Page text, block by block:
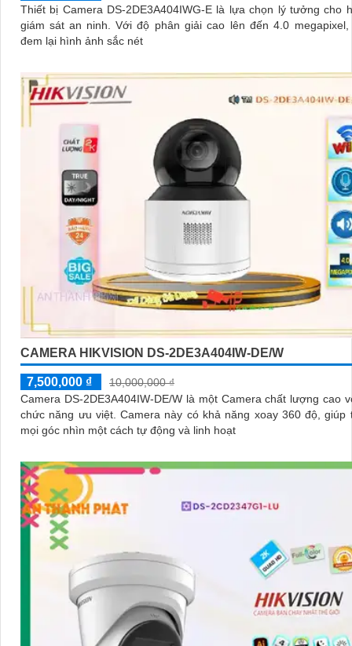
Thiết bị Camera DS-2DE3A404IWG-E là lựa chọn lý tưởng cho
giám sát an ninh. Với độ phân giải cao lên đến 4.0 megapixel, camera
đem lại hình ảnh sắc nét
CAMERA HIKVISION DS-2DE3A404IW-DE/W
7,500,000 ₫
10,000,000 ₫
Camera DS-2DE3A404IW-DE/W là một Camera chất lượng cao
chức năng ưu việt. Camera này có khả năng xoay 360 độ, giúp theo dõi
mọi góc nhìn một cách tự động và linh hoạt